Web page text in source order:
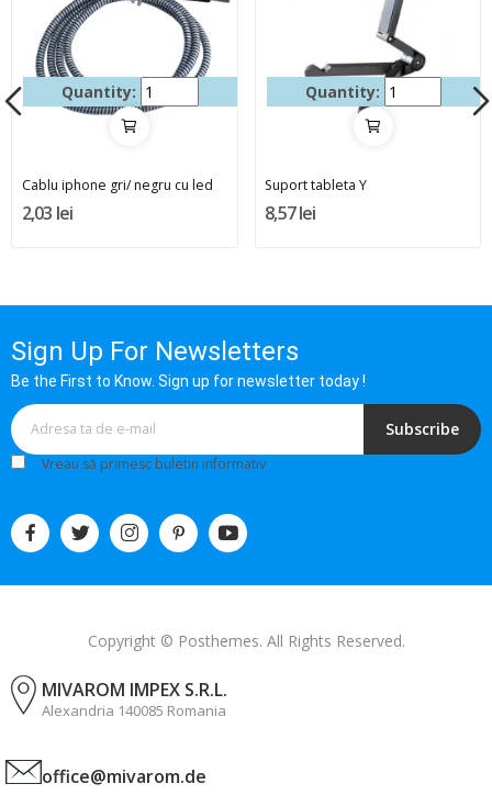
Quantity:
Cablu iphone gri/ negru cu led
2,03 lei
Quantity:
Suport tableta Y
8,57 lei
Sign Up For Newsletters
Be the First to Know. Sign up for newsletter today !
Subscribe
Vreau să primesc buletin informativ
Copyright © Posthemes. All Rights Reserved.
MIVAROM IMPEX S.R.L.
Alexandria 140085 Romania
office@mivarom.de